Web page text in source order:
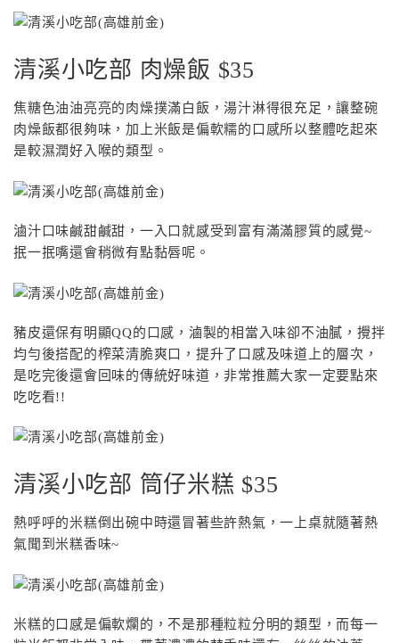
清溪小吃部 肉燥飯 $35
焦糖色油油亮亮的肉燥撲滿白飯，湯汁淋得很充足，讓整碗
肉燥飯都很夠味，加上米飯是偏軟糯的口感所以整體吃起來
是較濕潤好入喉的類型。
滷汁口味鹹甜鹹甜，一入口就感受到富有滿滿膠質的感覺~
抿一抿嘴還會稍微有點黏唇呢。
豬皮還保有明顯QQ的口感，滷製的相當入味卻不油膩，攪拌
均勻後搭配的榨菜清脆爽口，提升了口感及味道上的層次，
是吃完後還會回味的傳統好味道，非常推薦大家一定要點來
吃吃看!!
清溪小吃部 筒仔米糕 $35
熱呼呼的米糕倒出碗中時還冒著些許熱氣，一上桌就隨著熱
氣聞到米糕香味~
米糕的口感是偏軟爛的，不是那種粒粒分明的類型，而每一